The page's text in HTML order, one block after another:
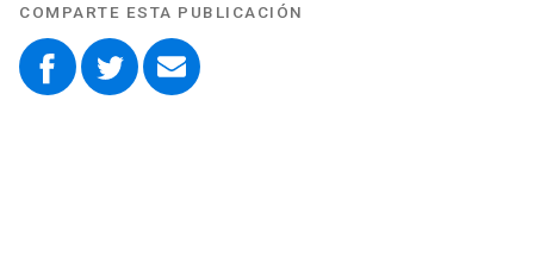
COMPARTE ESTA PUBLICACIÓN